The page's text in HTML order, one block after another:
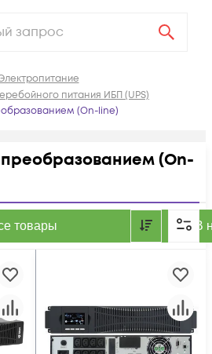
питания ИБП (UPS)
(On-line)
(On-
товары В